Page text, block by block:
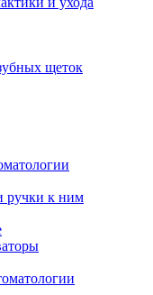
щеток
ручки к ним